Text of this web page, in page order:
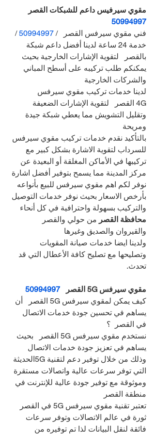
مقوي سيرفيس داعم للشبكات القصر
50994997
فني مقوي سيرفس القصر   / 50994997
/
خدمة 24 ساعة لدينا أفضل داعم شبكة
بالقصر   لتقوية الإشارات الخارجية بحيث
يمكنكم طلب تركيبه على أسطح المباني
والشركات الخارجية
لدينا خدمات تركيب مقوي سيرفس
4G القصر   لتقوية الإشارات الضعيفة
وتقليل التشويش مما يعطي شبكة جيدة
ومريحة
بالتأكيد نقدم خدمات تركيب مقوي سيرفس
للسرداب لتقوية الاشارة بشكل كبير مع
تركيبها في الأماكن المغلقة أو البعيدة عن
مركز المدينة مما يسمح بتوفير أفضل اشارة
نوفر لكم اهم مقوي سيرفس للبيع بأنواعه
بأرخص الاسعار بحيث نوفر خدمات التوصيل
والتركيب بسهولة واحترافية في كل أنحاء
محافظة القصر من حولي والقصر
والقيروان والصديق وغيرها
ولدينا ايضا خدمات صيانة المقويات
وتصليحها مع تصليح كافة الأعطال التي قد
تحدث.
مقوي سيرفس 5G القصر
50994997
كيف يمكن لمقوي سيرفس 5G القصر   أن
يساهم في تحسين جودة خدمات الاتصال
في القصر  ؟
نستخدم مقوي سيرفس 5G القصر   بحيث
يساهم في تعزيز جودة خدمات الاتصال
وذلك من خلال توفير دعم لتقنية 5Gالحديثة
التي توفر سرعات عالية واتصالات مستقرة
وموثوقة مع توفير جودة عالية للإنترنت في
منطقة القصر
تعتبر تقنية مقوي سيرفس 5G في القصر
ثورة في عالم الاتصالات وتوفر سرعات
فائقة لنقل البيانات لذا تم توفيره من